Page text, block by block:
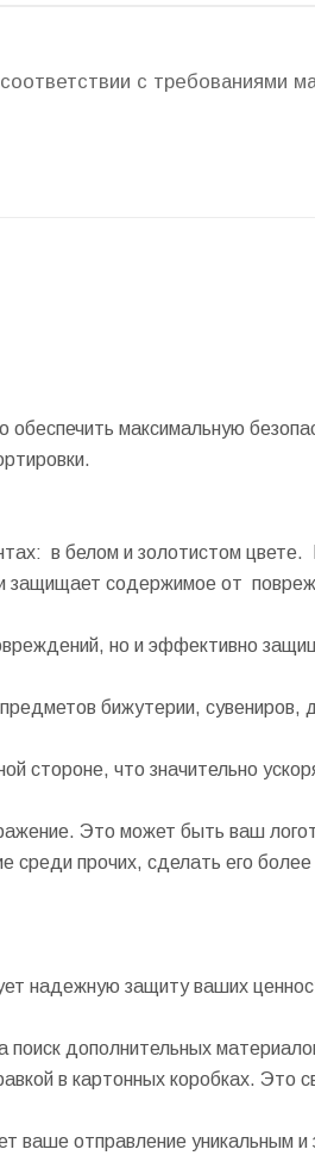
с требованиями
максимальную
в белом и золотистом цвете.
защищает содержимое от
но и эффективно
бижутерии, сувениров,
стороне, что значительно
Это может быть ваш
среди прочих, сделать его
надежную защиту ваших
дополнительных
в картонных коробках. Это
ваше отправление уникальным